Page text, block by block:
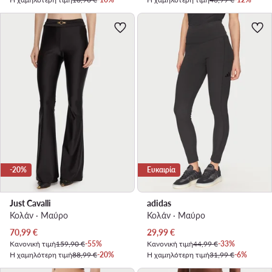
-20%
Just Cavalli
Κολάν · Μαύρο
Τρέχουσα τιμή
70,99€
Κανονική τιμή159,90 €-55%
Η χαμηλότερη τιμή88,99 €-20%
Ευκαιρία
adidas
Κολάν · Μαύρο
Τρέχουσα τιμή
29,99€
Κανονική τιμή44,99 €-33%
Η χαμηλότερη τιμή31,99 €-6%